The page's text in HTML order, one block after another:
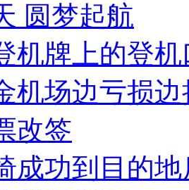
圆梦起航
机牌上的登机
机场边亏损边
改签
成功到目的